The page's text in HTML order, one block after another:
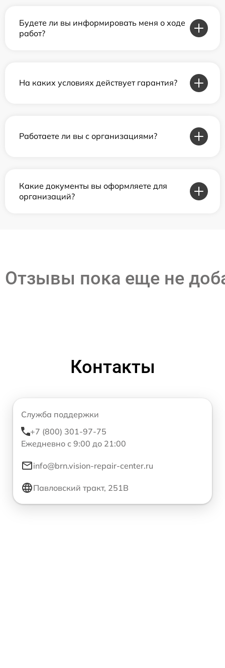
Будете ли вы информировать меня о ходе
работ?
На каких условиях действует гарантия?
Работаете ли вы с организациями?
Какие документы вы оформляете для
организаций?
Отзывы пока еще не
Контакты
Служба поддержки
+7 (800) 301-97-75
Ежедневно с 9:00 до 21:00
info@brn.vision-repair-center.ru
Павловский тракт, 251В